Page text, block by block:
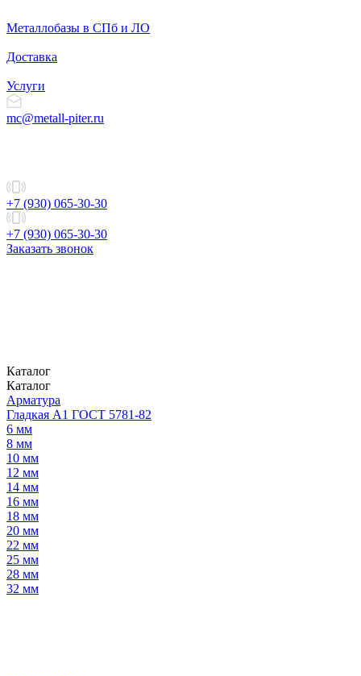
Металлобазы в СПб и ЛО
Доставка
Услуги
mc@metall-piter.ru
+7 (930) 065-30-30
+7 (930) 065-30-30
Заказать звонок
Каталог
Каталог
Арматура
Гладкая А1 ГОСТ 5781-82
6 мм
8 мм
10 мм
12 мм
14 мм
16 мм
18 мм
20 мм
22 мм
25 мм
28 мм
32 мм